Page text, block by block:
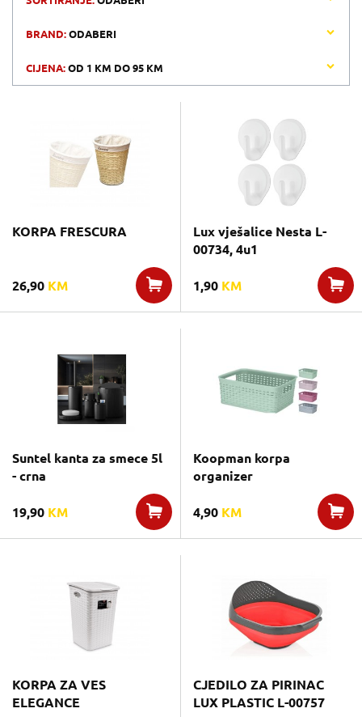
BRAND:ODABERI
CIJENA:OD 1 KM DO95 KM
KORPA FRESCURA
26,90 KM
Lux vješalice Nesta L-
00734, 4u1
1,90 KM
Suntel kanta za smece 5l
- crna
19,90 KM
Koopman korpa
organizer
4,90 KM
KORPA ZA VES
ELEGANCE
CJEDILO ZA PIRINAC
LUX PLASTIC L-00757